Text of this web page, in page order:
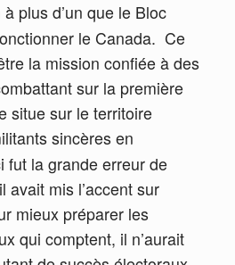
plus d’un que le Bloc
le Canada. Ce
la mission confiée à des
sur la première
situe sur le territoire
sincères en
fut la grande erreur de
avait mis l’accent sur
mieux préparer les
qui comptent, il n’aurait